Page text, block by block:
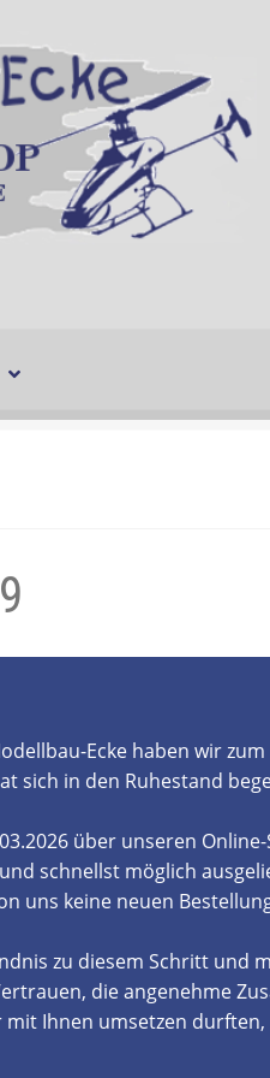
Ecke haben wir
sich in den Ruhestand
über unseren
schnellst möglich
uns keine neuen
zu diesem Schritt und
die angenehme
Ihnen umsetzen